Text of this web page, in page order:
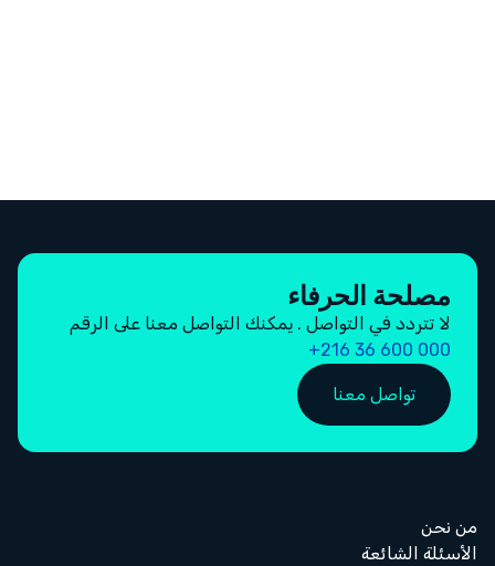
مصلحة الحرفاء
لا تتردد في التواصل . يمكنك التواصل معنا على الرقم
000 600 36 216+
تواصل معنا
من نحن
الأسئلة الشائعة